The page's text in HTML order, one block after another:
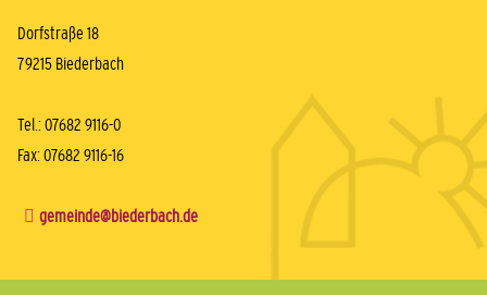
Dorfstraße 18
79215 Biederbach
Tel.: 07682 9116-0
Fax: 07682 9116-16
gemeinde@biederbach.de